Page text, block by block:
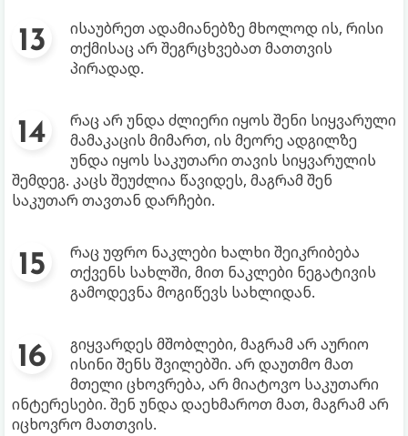
ისაუბრეთ ადამიანებზე მხოლოდ ის, რისი
თქმისაც არ შეგრცხვებათ მათთვის
პირადად.
რაც არ უნდა ძლიერი იყოს შენი სიყვარული
მამაკაცის მიმართ, ის მეორე ადგილზე
უნდა იყოს საკუთარი თავის სიყვარულის
შემდეგ. კაცს შეუძლია წავიდეს, მაგრამ შენ
საკუთარ თავთან დარჩები.
რაც უფრო ნაკლები ხალხი შეიკრიბება
თქვენს სახლში, მით ნაკლები ნეგატივის
გამოდევნა მოგიწევს სახლიდან.
გიყვარდეს მშობლები, მაგრამ არ აურიო
ისინი შენს შვილებში. არ დაუთმო მათ
მთელი ცხოვრება, არ მიატოვო საკუთარი
ინტერესები. შენ უნდა დაეხმაროთ მათ, მაგრამ არ
იცხოვრო მათთვის.